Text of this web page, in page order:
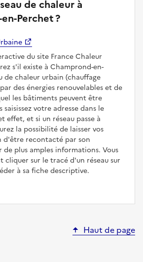
Perchet ?
du site France Chaleur
s'il existe à Champrond-en-
de chaleur urbain (chauffage
des énergies renouvelables et de
les bâtiments peuvent être
saisissez votre adresse dans le
effet, et si un réseau passe à
la possibilité de laisser vos
d'être recontacté par son
plus amples informations. Vous
cliquer sur le tracé d'un réseau sur
à sa fiche descriptive.
Haut de page